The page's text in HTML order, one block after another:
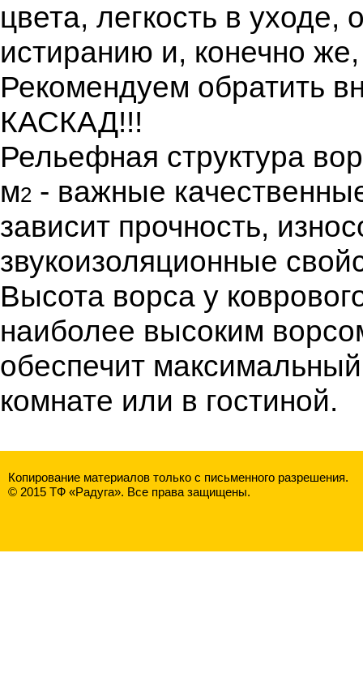
цвета, легкость в уходе,
истиранию и, конечно
Рекомендуем обратить
КАСКАД!!!
Рельефная структура
м2 - важные
зависит прочность,
звукоизоляционные
Высота ворса у
наиболее высоким
обеспечит
комнате или в гостиной.
Копирование материалов только с письменного разрешения.
© 2015 ТФ «Радуга». Все права защищены.